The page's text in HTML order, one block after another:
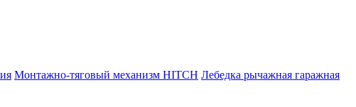
Монтажно-тяговый механизм HITCH Лебедка рычажная гаражная